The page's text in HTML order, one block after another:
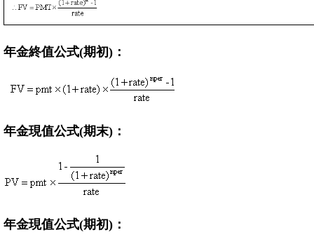
年金終值公式(期初)：
年金現值公式(期末)：
年金現值公式(期初)：